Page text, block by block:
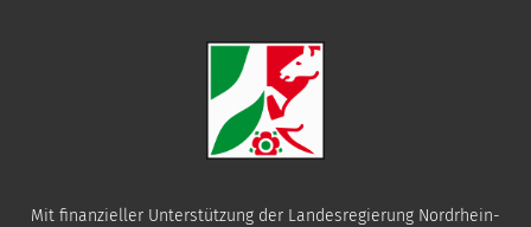
Mit finanzieller Unterstützung der Landesregierung Nordrhein-